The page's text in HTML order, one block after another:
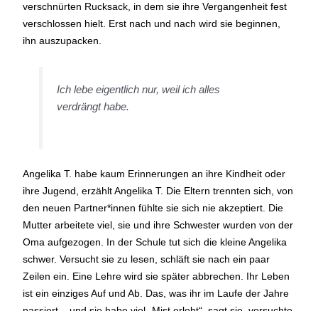
verschnürten Rucksack, in dem sie ihre Vergangenheit fest
verschlossen hielt. Erst nach und nach wird sie beginnen,
ihn auszupacken.
Ich lebe eigentlich nur, weil ich alles
verdrängt habe.
Angelika T. habe kaum Erinnerungen an ihre Kindheit oder
ihre Jugend, erzählt Angelika T. Die Eltern trennten sich, von
den neuen Partner*innen fühlte sie sich nie akzeptiert. Die
Mutter arbeitete viel, sie und ihre Schwester wurden von der
Oma aufgezogen. In der Schule tut sich die kleine Angelika
schwer. Versucht sie zu lesen, schläft sie nach ein paar
Zeilen ein. Eine Lehre wird sie später abbrechen. Ihr Leben
ist ein einziges Auf und Ab. Das, was ihr im Laufe der Jahre